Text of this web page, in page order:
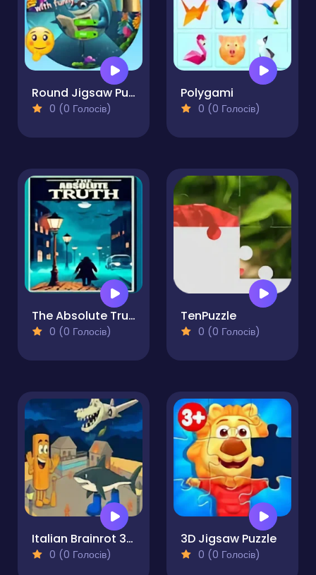
Round Jigsaw Puzzle Collect Pictures of Funny Ocean Inhabitants
0 (0 Голосів)
Polygami
0 (0 Голосів)
The Absolute Truth
0 (0 Голосів)
TenPuzzle
0 (0 Голосів)
Italian Brainrot 3D Puzzle
0 (0 Голосів)
3D Jigsaw Puzzle
0 (0 Голосів)